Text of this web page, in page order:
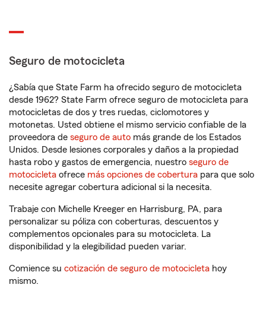
Seguro de motocicleta
¿Sabía que State Farm ha ofrecido seguro de motocicleta
desde 1962? State Farm ofrece seguro de motocicleta para
motocicletas de dos y tres ruedas, ciclomotores y
motonetas. Usted obtiene el mismo servicio confiable de la
proveedora de seguro de auto más grande de los Estados
Unidos. Desde lesiones corporales y daños a la propiedad
hasta robo y gastos de emergencia, nuestro seguro de
motocicleta ofrece más opciones de cobertura para que solo
necesite agregar cobertura adicional si la necesita.
Trabaje con Michelle Kreeger en Harrisburg, PA, para
personalizar su póliza con coberturas, descuentos y
complementos opcionales para su motocicleta. La
disponibilidad y la elegibilidad pueden variar.
Comience su cotización de seguro de motocicleta hoy
mismo.